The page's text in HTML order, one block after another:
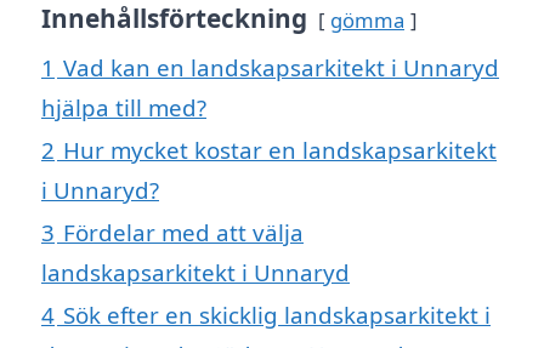
Innehållsförteckning gömma
1 Vad kan en landskapsarkitekt i Unnaryd
hjälpa till med?
2 Hur mycket kostar en landskapsarkitekt
i Unnaryd?
3 Fördelar med att välja
landskapsarkitekt i Unnaryd
4 Sök efter en skicklig landskapsarkitekt i